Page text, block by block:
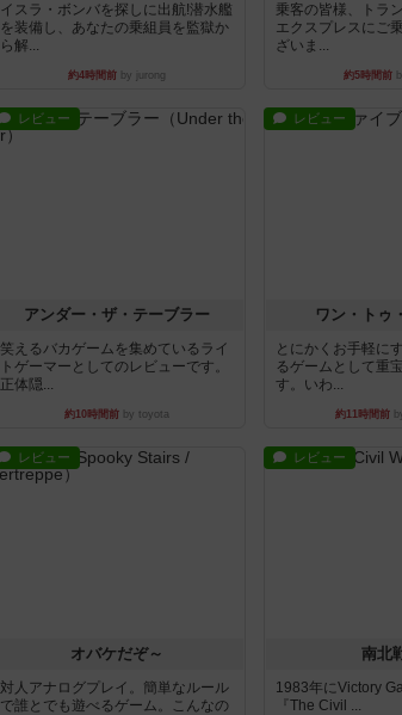
イスラ・ボンバを探しに出航!潜水艦
を装備し、あなたの乗組員を監獄か
ら解...
約4時間前 by jurong
乗客の皆様、トラ
エクスプレスにご
ざいま...
約5時間前
レビュー
アンダー・ザ・テーブラー
笑えるバカゲームを集めているライ
トゲーマーとしてのレビューです。
正体隠...
約10時間前 by toyota
レビュー
ワン・トゥ
とにかくお手軽に
るゲームとして重
す。いわ...
約11時間前
レビュー
オバケだぞ～
対人アナログプレイ。簡単なルール
で誰とでも遊べるゲーム。こんなの
レビュー
南北
1983年にVictory
『The Civil ...